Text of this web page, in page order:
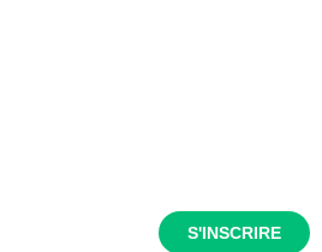
S'INSCRIRE